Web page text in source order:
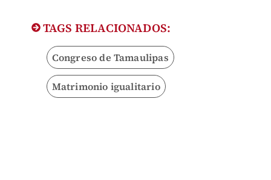
TAGS RELACIONADOS:
Congreso de Tamaulipas
Matrimonio igualitario